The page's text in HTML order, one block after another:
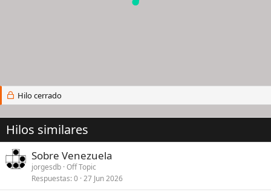
Hilo cerrado
Hilos similares
Sobre Venezuela
jorgesdb Off Topic
Respuestas 0 27 Jun 2026